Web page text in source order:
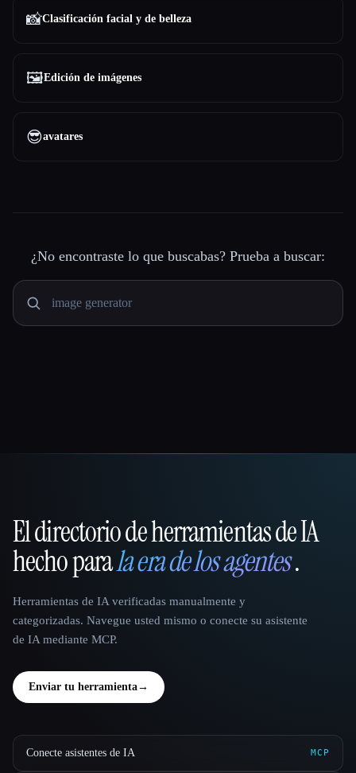
📸Clasificación facial y de belleza
🖼️Edición de imágenes
😎avatares
¿No encontraste lo que buscabas? Prueba a buscar:
That AI Collection
El directorio de herramientas de IA
hecho parala era de los agentes.
Herramientas de IA verificadas manualmente y
categorizadas. Navegue usted mismo o conecte su asistente
de IA mediante MCP.
Enviar tu herramienta→
Conecte asistentes de IA MCP